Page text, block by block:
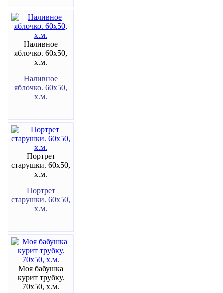
Наливное
яблочко. 60х50,
х.м.
Наливное
яблочко. 60х50,
х.м.
Портрет
старушки. 60х50,
х.м.
Портрет
старушки. 60х50,
х.м.
Моя бабушка
курит трубку.
70х50, х.м.